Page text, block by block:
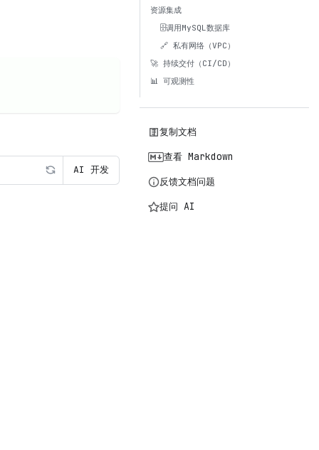
AI 开发
资源集成
🗄️调用MySQL数据库
🔗 私有网络（VPC）
🚀 持续交付（CI/CD）
📊 可观测性
复制文档
查看 Markdown
反馈文档问题
提问 AI